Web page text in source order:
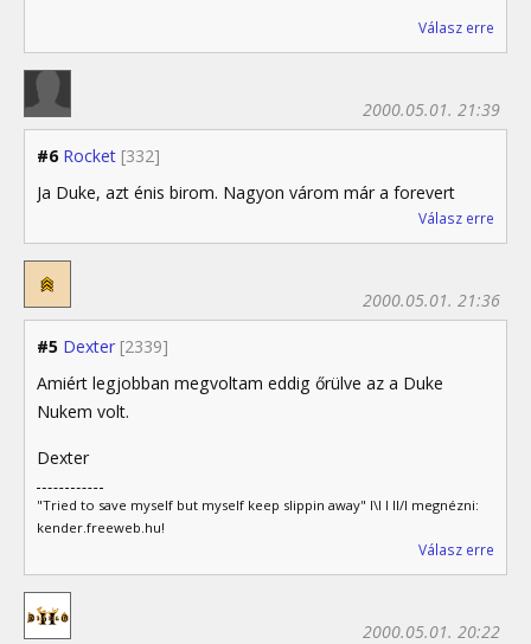
Válasz erre
#6 Rocket [332]
2000.05.01. 21:39
Ja Duke, azt énis birom. Nagyon várom már a forevert
Válasz erre
#5 Dexter [2339]
2000.05.01. 21:36
Amiért legjobban megvoltam eddig őrülve az a Duke
Nukem volt.
Dexter
"Tried to save myself but myself keep slippin away" I\I I II/I megnézni:
kender.freeweb.hu!
Válasz erre
2000.05.01. 20:22